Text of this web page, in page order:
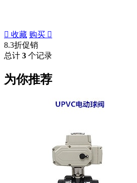
 收藏 购买 
8.3折促销
总计 3 个记录
为你推荐